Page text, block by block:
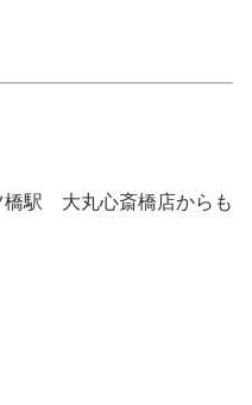
駅 大丸心斎橋店からも